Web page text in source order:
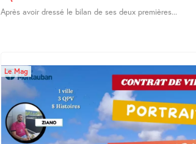
Après avoir dressé le bilan de ses deux premières...
Le Mag